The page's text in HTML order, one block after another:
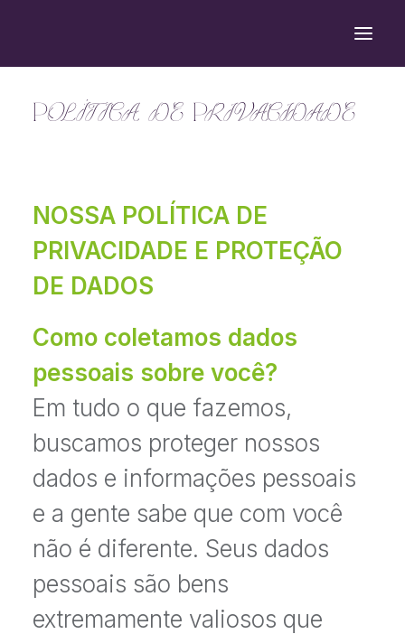
O FÓRUM
LOCAL
PATROCINADORES
INSCREVA-SE
Política de Privacidade
NOSSA POLÍTICA DE
PRIVACIDADE E PROTEÇÃO
DE DADOS
Como coletamos dados
pessoais sobre você?
Em tudo o que fazemos,
buscamos proteger nossos
dados e informações pessoais
e a gente sabe que com você
não é diferente. Seus dados
pessoais são bens
extremamente valiosos que